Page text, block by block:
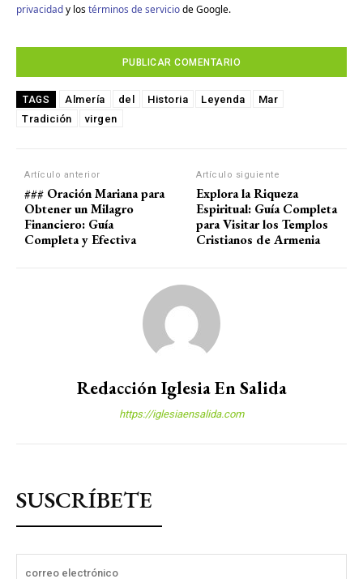
privacidady los términos de serviciode Google.
TAGS Almería del Historia Leyenda
Mar
Tradición
virgen
Artículo anterior
### Oración Mariana para
Obtener un Milagro
Financiero: Guía
Completa y Efectiva
Artículo siguiente
Explora la Riqueza
Espiritual: Guía Completa
para Visitar los Templos
Cristianos de Armenia
Redacción Iglesia En Salida
https://iglesiaensalida.com
SUSCRÍBETE